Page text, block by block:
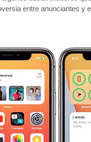
entre anunciantes y